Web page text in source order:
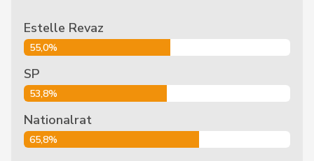
Estelle Revaz
55,0%
SP
53,8%
Nationalrat
65,8%